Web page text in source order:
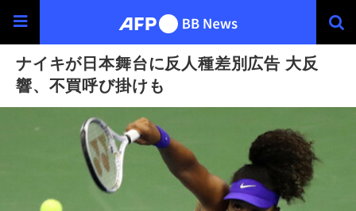
ナイキが日本舞台に反人種差別広告 大反
響、不買呼び掛けも